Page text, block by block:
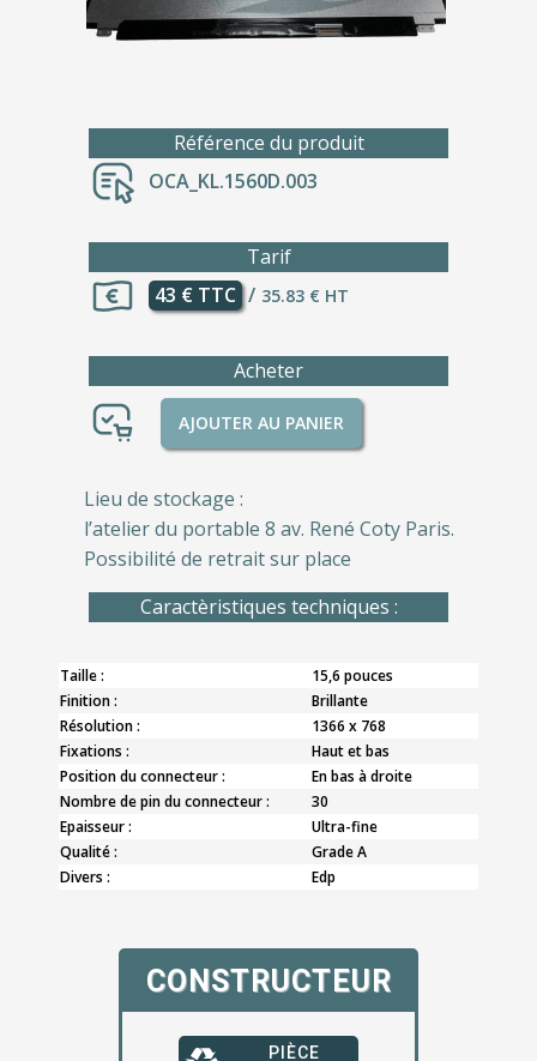
Référence du produit
OCA_KL.1560D.003
Tarif
43 € TTC / 35.83 € HT
Acheter
AJOUTER AU PANIER
Lieu de stockage :
l’atelier du portable 8 av. René Coty Paris.
Possibilité de retrait sur place
Caractèristiques techniques :
Taille :
15,6 pouces
Finition :
Brillante
Résolution :
1366 x 768
Fixations :
Haut et bas
Position du connecteur :
En bas à droite
Nombre de pin du connecteur :
30
Epaisseur :
Ultra-fine
Qualité :
Grade A
Divers :
Edp
CONSTRUCTEUR
PIÈCE